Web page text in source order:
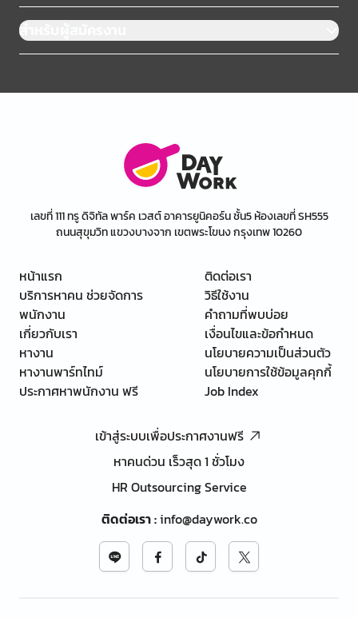
สำหรับผู้สมัครงาน
เลขที่ 111 ทรู ดิจิทัล พาร์ค เวสต์ อาคารยูนิคอร์น ชั้น5 ห้องเลขที่ SH555
ถนนสุขุมวิท แขวงบางจาก เขตพระโขนง กรุงเทพ 10260
หน้าแรก
บริการหาคน ช่วยจัดการ
พนักงาน
เกี่ยวกับเรา
หางาน
หางานพาร์ทไทม์
ประกาศหาพนักงาน ฟรี
ติดต่อเรา
วิธีใช้งาน
คำถามที่พบบ่อย
เงื่อนไขและข้อกำหนด
นโยบายความเป็นส่วนตัว
นโยบายการใช้ข้อมูลคุกกี้
Job Index
เข้าสู่ระบบเพื่อประกาศงานฟรี
หาคนด่วน เร็วสุด 1 ชั่วโมง
HR Outsourcing Service
ติดต่อเรา:info@daywork.co